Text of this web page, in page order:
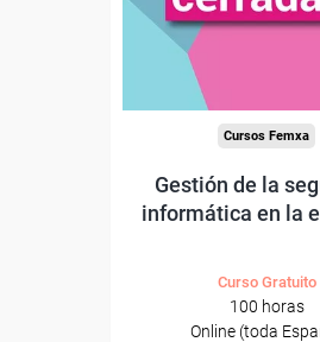
Cursos Femxa
Gestión de la
informática en la
Curso Gratuito
100 horas
Online (toda